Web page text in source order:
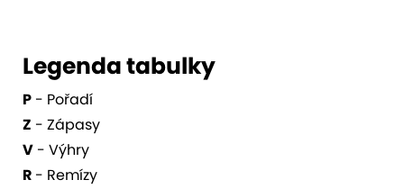
Legenda tabulky
P - Pořadí
Z - Zápasy
V - Výhry
R - Remízy